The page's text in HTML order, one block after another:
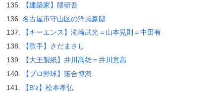
【建築家】隈研吾
名古屋市守山区の洋風豪邸
【キーエンス】滝崎武光＝山本晃則＝中田有
【歌手】さだまさし
【大王製紙】井川高雄＝井川意高
【プロ野球】落合博満
【B’z】松本孝弘